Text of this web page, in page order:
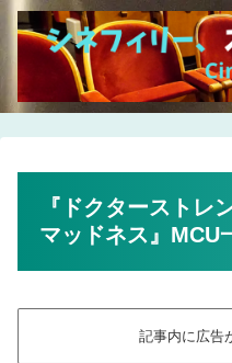
『ドクターストレ
マッドネス』MCU
記事内に広告